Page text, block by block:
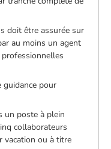
doit être assurée sur
au moins un agent
guidance pour
un poste à plein
collaborateurs
vacation ou à titre